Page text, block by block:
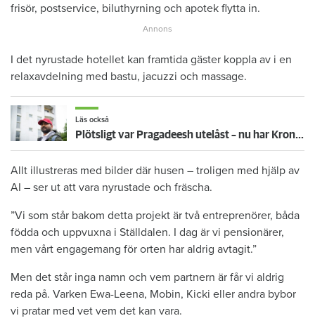
frisör, postservice, biluthyrning och apotek flytta in.
I det nyrustade hotellet kan framtida gäster koppla av i en
relaxavdelning med bastu, jacuzzi och massage.
Läs också
Plötsligt var Pragadeesh utelåst – nu har Kronofogden hans möbler
Allt illustreras med bilder där husen – troligen med hjälp av
AI – ser ut att vara nyrustade och fräscha.
”Vi som står bakom detta projekt är två entreprenörer, båda
födda och uppvuxna i Ställdalen. I dag är vi pensionärer,
men vårt engagemang för orten har aldrig avtagit.”
Men det står inga namn och vem partnern är får vi aldrig
reda på. Varken Ewa-Leena, Mobin, Kicki eller andra bybor
vi pratar med vet vem det kan vara.